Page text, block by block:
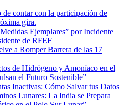
de contar con la participación de
gira.
Ejemplares” por Incidente
de RFEF
a Romper Barrera de las 17
de Hidrógeno y Amoníaco en el
el Futuro Sostenible”
Inactivas: Cómo Salvar tus Datos
Lunares: La India se Prepara